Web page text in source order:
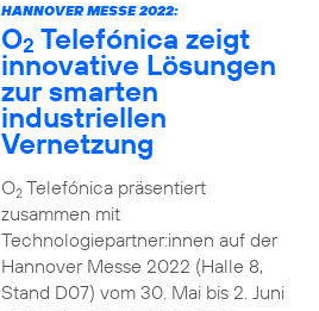
HANNOVER MESSE 2022:
O2 Telefónica zeigt
innovative Lösungen
zur smarten
industriellen
Vernetzung
O2Telefónica präsentiert
zusammen mit
Technologiepartner:innen auf der
Hannover Messe 2022 (Halle 8,
Stand D07) vom 30. Mai bis 2. Juni